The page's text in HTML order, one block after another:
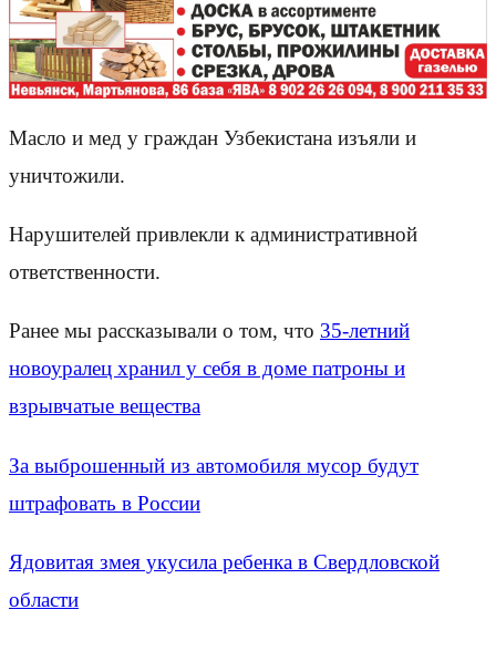
Масло и мед у граждан Узбекистана изъяли и
уничтожили.
Нарушителей привлекли к административной
ответственности.
Ранее мы рассказывали о том, что 35-летний
новоуралец хранил у себя в доме патроны и
взрывчатые вещества
За выброшенный из автомобиля мусор будут
штрафовать в России
Ядовитая змея укусила ребенка в Свердловской
области